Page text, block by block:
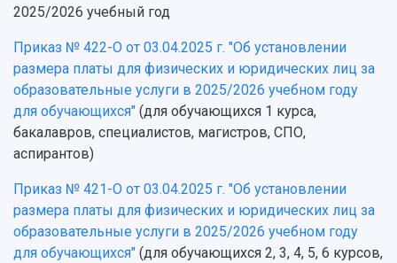
2025/2026 учебный год
Приказ № 422-О от 03.04.2025 г. "Об установлении
размера платы для физических и юридических лиц за
образовательные услуги в 2025/2026 учебном году
для обучающихся" (для обучающихся 1 курса,
бакалавров, специалистов, магистров, СПО,
аспирантов)
Приказ № 421-О от 03.04.2025 г. "Об установлении
размера платы для физических и юридических лиц за
образовательные услуги в 2025/2026 учебном году
для обучающихся" (для обучающихся 2, 3, 4, 5, 6 курсов,